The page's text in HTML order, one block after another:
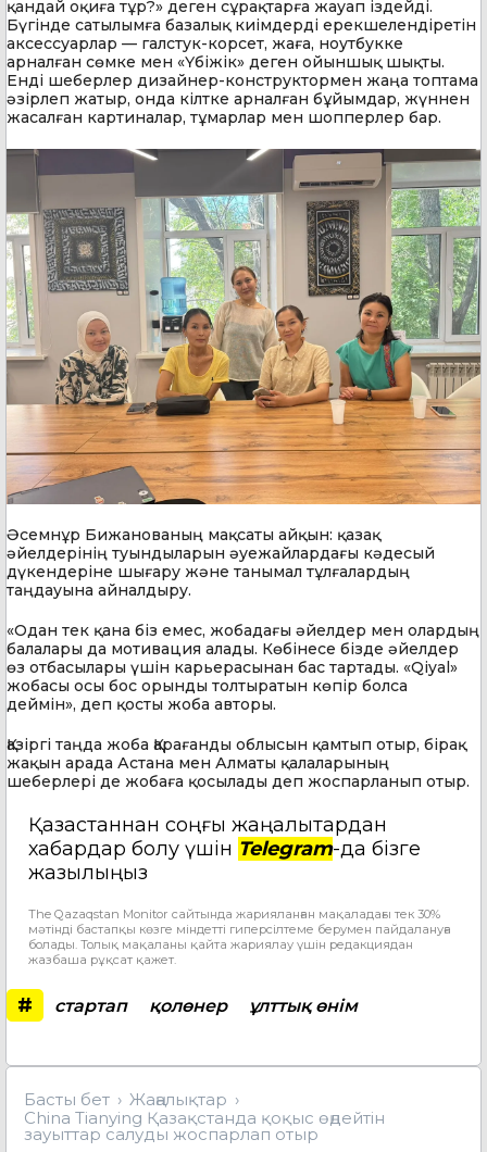
қандай оқиға тұр?» деген сұрақтарға жауап іздейді.
Бүгінде сатылымға базалық киімдерді ерекшелендіретін
аксессуарлар — галстук-корсет, жаға, ноутбукке
арналған сөмке мен «Үбіжік» деген ойыншық шықты.
Енді шеберлер дизайнер-конструктормен жаңа топтама
әзірлеп жатыр, онда кілтке арналған бұйымдар, жүннен
жасалған картиналар, тұмарлар мен шопперлер бар.
Әсемнұр Бижанованың мақсаты айқын: қазақ
әйелдерінің туындыларын әуежайлардағы кәдесый
дүкендеріне шығару және танымал тұлғалардың
таңдауына айналдыру.
«Одан тек қана біз емес, жобадағы әйелдер мен олардың
балалары да мотивация алады. Көбінесе бізде әйелдер
өз отбасылары үшін карьерасынан бас тартады. «Qiyal»
жобасы осы бос орынды толтыратын көпір болса
деймін», деп қосты жоба авторы.
Қазіргі таңда жоба Қарағанды облысын қамтып отыр, бірақ
жақын арада Астана мен Алматы қалаларының
шеберлері де жобаға қосылады деп жоспарланып отыр.
Қазақстаннан соңғы жаңалықтардан
хабардар болу үшін Telegram-да бізге
жазылыңыз
The Qazaqstan Monitor сайтында жарияланған мақаладағы тек 30%
мәтінді бастапқы көзге міндетті гиперсілтеме берумен пайдалануға
болады. Толық мақаланы қайта жариялау үшін редакциядан
жазбаша рұқсат қажет.
# стартап қолөнер ұлттық өнім
Басты бет
Жаңалықтар
China Tianying Қазақстанда қоқыс өңдейтін
зауыттар салуды жоспарлап отыр